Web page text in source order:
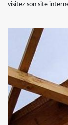
visitez son site